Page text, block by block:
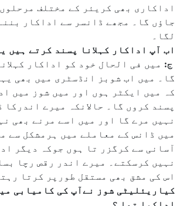
اداکاری بھی کریئر کے مختلف
لگا۔
اب آپ اداکار کہلانا پسند کرتے ہیں
ج: میں فی الحال خود کو اداکار
گا۔ میں اب شوبز انڈسٹری میں بھی
کہ میں ایکٹر ہوں اور میں شوز میں
پسند کروں گا۔ حالانکہ میرے اندرکا
نہیں مرے گا اور میں اسے مرنے بھی
میں ڈانس کے معاملے میں ہرمشکل سے
آسانی سے کرگزر تا ہوں جوکہ دیگر
نہیں کرسکتے۔ میرے اندر رقص رچا
اس کی مشق بھی مستقل طورپر کرتا
کیاریئلیٹی شوز نےآپ کی کامیابی